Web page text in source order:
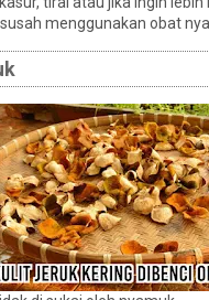
menggunakan obat